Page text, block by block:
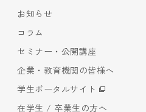
お知らせ
コラム
セミナー・公開講座
企業・教育機関の皆様へ
学生ポータルサイト
在学生 / 卒業生の方へ